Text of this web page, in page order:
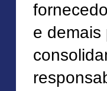
e demais